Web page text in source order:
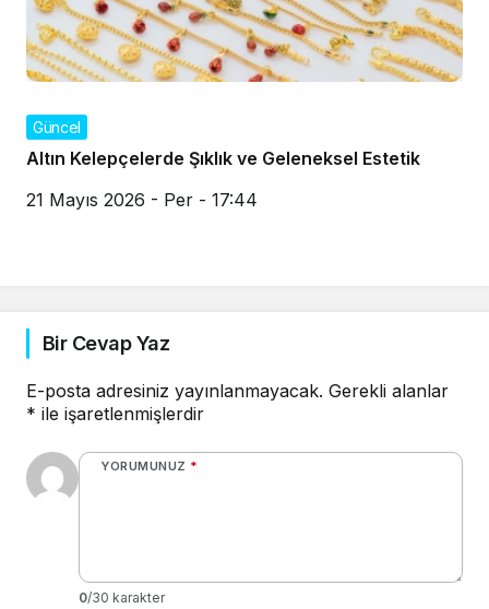
Güncel
Altın Kelepçelerde Şıklık ve Geleneksel Estetik
21 Mayıs 2026 - Per - 17:44
Bir Cevap Yaz
E-posta adresiniz yayınlanmayacak. Gerekli alanlar
* ile işaretlenmişlerdir
YORUMUNUZ *
0/30 karakter